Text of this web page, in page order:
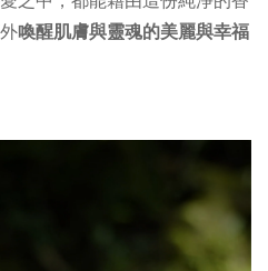
喚醒肌膚與靈魂的美麗與幸福